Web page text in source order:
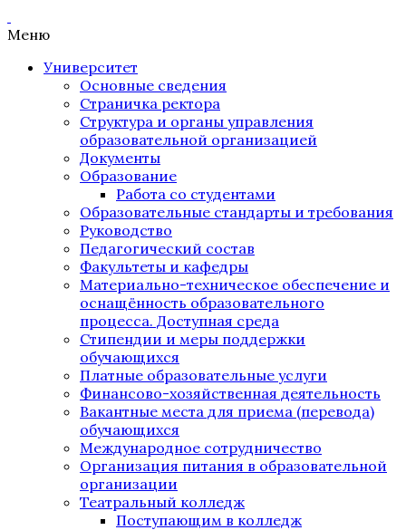
Меню
Университет
Основные сведения
Страничка ректора
Структура и органы управления
образовательной организацией
Документы
Образование
Работа со студентами
Образовательные стандарты и требования
Руководство
Педагогический состав
Факультеты и кафедры
Материально-техническое обеспечение и
оснащённость образовательного
процесса. Доступная среда
Стипендии и меры поддержки
обучающихся
Платные образовательные услуги
Финансово-хозяйственная деятельность
Вакантные места для приема (перевода)
обучающихся
Международное сотрудничество
Организация питания в образовательной
организации
Театральный колледж
Поступающим в колледж